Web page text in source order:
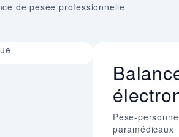
de pesée professionnelle
Pèse-
paramédicaux